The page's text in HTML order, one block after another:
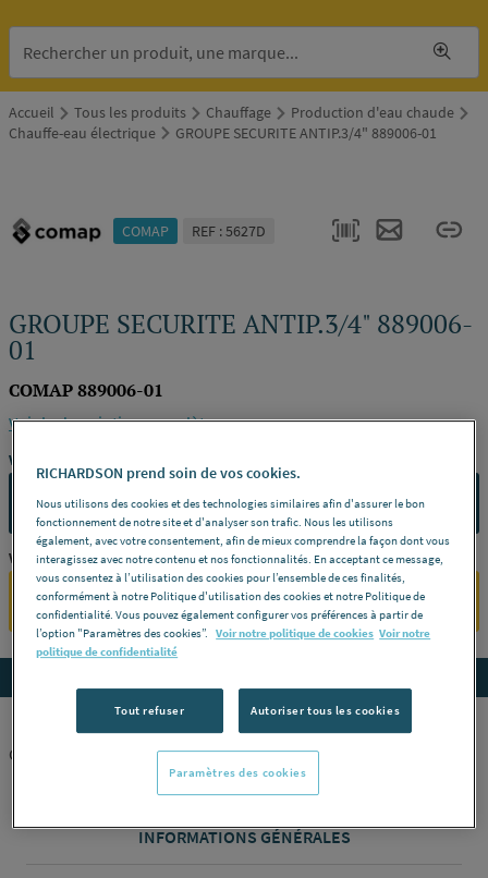
Accueil Tous les produits Chauffage
Production d'eau chaude
Chauffe-eau électrique
GROUPE SECURITE ANTIP.3/4" 889006-01
COMAP REF : 5627D
GROUPE SECURITE ANTIP.3/4" 889006-
01
COMAP 889006-01
Voir la description complète
Vous avez un projet ?
CONTACTEZ-NOUS
Vous êtes un professionnel ?
SE CONNECTER
GROUPE SECURITE DRT 7BAR ANTIP.3/4" 889006-01
INFORMATIONS GÉNÉRALES
RICHARDSON prend soin de vos cookies.
Nous utilisons des cookies et des technologies similaires afin d'assurer le bon
fonctionnement de notre site et d'analyser son trafic. Nous les utilisons
également, avec votre consentement, afin de mieux comprendre la façon dont vous
interagissez avec notre contenu et nos fonctionnalités. En acceptant ce message,
vous consentez à l’utilisation des cookies pour l’ensemble de ces finalités,
conformément à notre Politique d'utilisation des cookies et notre Politique de
confidentialité. Vous pouvez également configurer vos préférences à partir de
l’option "Paramètres des cookies”. Voir notre politique de cookies Voir notre
politique de confidentialité
Tout refuser Autoriser tous les cookies
Paramètres des cookies